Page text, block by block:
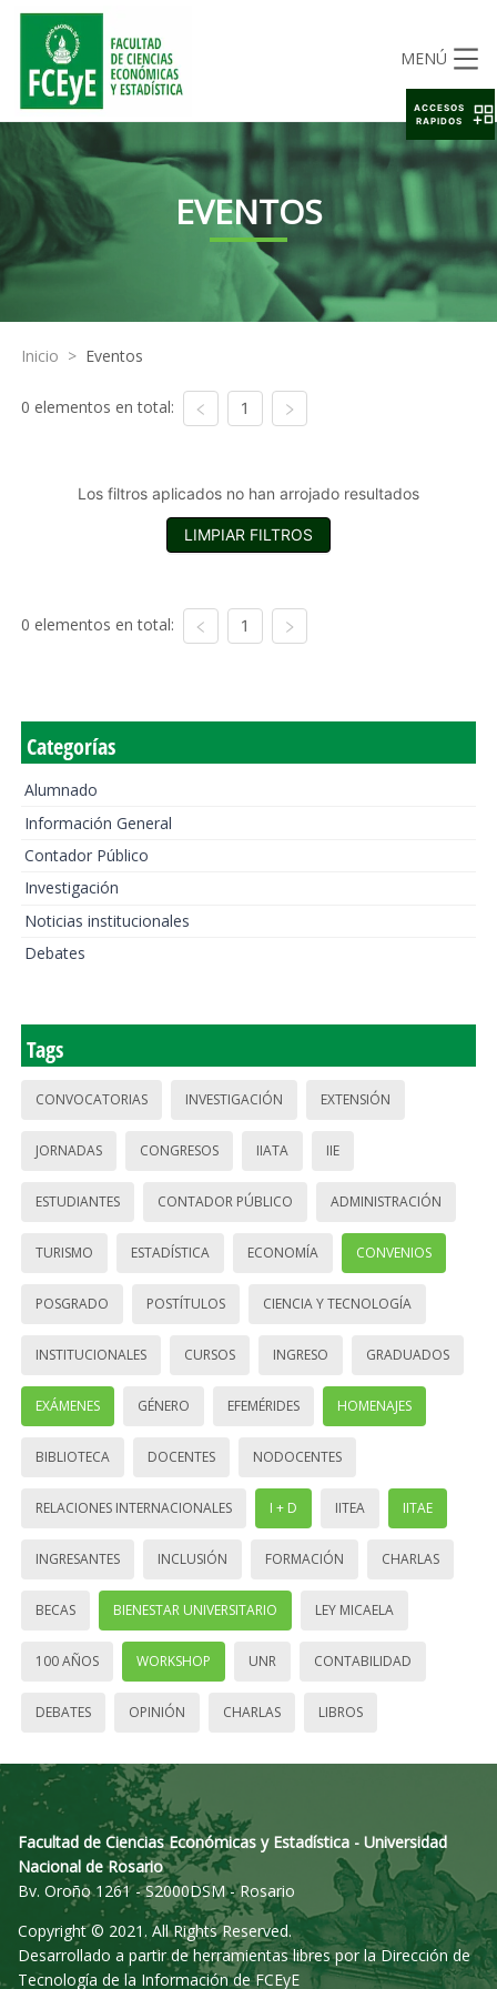
MENÚ
EVENTOS
Inicio > Eventos
0 elementos en total: 1
Los filtros aplicados no han arrojado resultados
LIMPIAR FILTROS
0 elementos en total: 1
Categorías
Alumnado
Información General
Contador Público
Investigación
Noticias institucionales
Debates
Tags
CONVOCATORIAS INVESTIGACIÓN EXTENSIÓN
JORNADAS CONGRESOS IIATA IIE
ESTUDIANTES CONTADOR PÚBLICO ADMINISTRACIÓN
TURISMO ESTADÍSTICA ECONOMÍA CONVENIOS
POSGRADO POSTÍTULOS CIENCIA Y TECNOLOGÍA
INSTITUCIONALES CURSOS INGRESO GRADUADOS
EXÁMENES GÉNERO EFEMÉRIDES HOMENAJES
BIBLIOTECA DOCENTES NODOCENTES
RELACIONES INTERNACIONALES I + D IITEA IITAE
INGRESANTES INCLUSIÓN FORMACIÓN CHARLAS
BECAS BIENESTAR UNIVERSITARIO LEY MICAELA
100 AÑOS WORKSHOP UNR CONTABILIDAD
DEBATES OPINIÓN CHARLAS LIBROS
Facultad de Ciencias Económicas y Estadística - Universidad
Nacional de Rosario
Bv. Oroño 1261 - S2000DSM - Rosario
Copyright © 2021. All Rights Reserved.
Desarrollado a partir de herramientas libres por la Dirección de
Tecnología de la Información de FCEyE
ACCESOS
RAPIDOS